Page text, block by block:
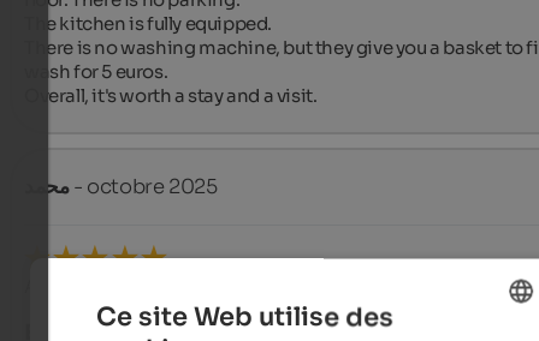
The kitchen is fully equipped.
There is no washing machine, but they give you a basket to
wash for 5 euros.
Overall, it's worth a stay and a visit.
محمد- octobre 2025
EXCELLENT
Ce site Web utilise des